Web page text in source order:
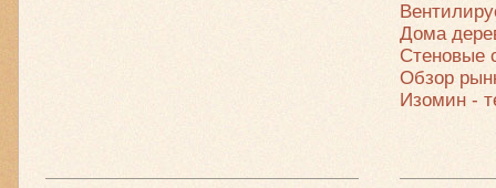
Дома
Стеновые
Обзор
Изомин -